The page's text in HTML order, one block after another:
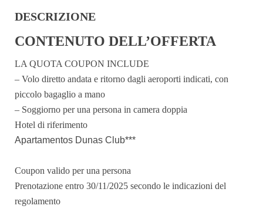
DESCRIZIONE
CONTENUTO DELL’OFFERTA
LA QUOTA COUPON INCLUDE
– Volo diretto andata e ritorno dagli aeroporti indicati, con
piccolo bagaglio a mano
– Soggiorno per una persona in camera doppia
Hotel di riferimento
Apartamentos Dunas Club***
Coupon valido per una persona
Prenotazione entro 30/11/2025 secondo le indicazioni del
regolamento